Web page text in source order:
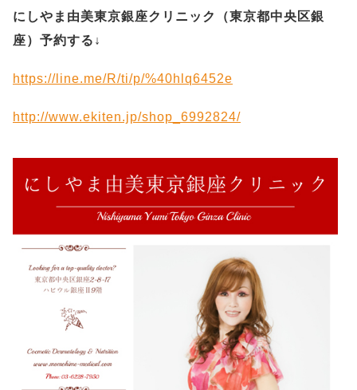
にしやま由美東京銀座クリニック（東京都中央区銀
座）予約する ↓
https://line.me/R/ti/p/%40hlq6452e
http://www.ekiten.jp/shop_6992824/